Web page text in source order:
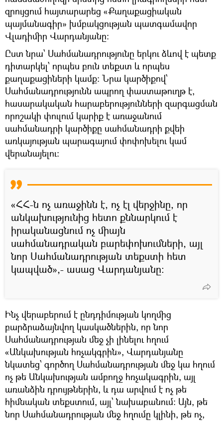
զրույցում հայտարարեց «Քաղաքացիական
պայմանագիր» խմբակցության պատգամավոր
Վլադիմիր Վարդանյանը։
Ըստ նրա՝ Սահմանադրությունը երկու ձևով է պետք
դիտարկել՝ որպես բուն տեքստ և որպես
քաղաքացիների կամք։ Նրա կարծիքով՝
Սահմանադրությունն ապրող փաստաթուղթ է,
հասարակական հարաբերությունների զարգացման
որոշակի փուլում կարիք է առաջանում
սահմանադրի կարծիքը սահմանադրի քվեի
առկայության պարագայում փոփոխելու կամ
վերանայելու։
«ՀՀ-ն ոչ առաջինն է, ոչ էլ վերջինը, որ
անկախությունից հետո քննարկում է
իրականացնում ոչ միայն
սահմանադրական բարեփոխումների, այլ
նոր Սահմանադրության տեքստի հետ
կապված»,- ասաց Վարդանյանը։
Ինչ վերաբերում է ընդդիմության կողմից
բարձրաձայնվող կասկածներին, որ նոր
Սահմանադրության մեջ չի լինելու հղում
«Անկախության հռչակգրին», Վարդանյանը
նկատեց՝ գործող Սահմանադրության մեջ կա հղում
ոչ թե Անկախության ամբողջ հռչակագրին, այլ
առանձին դրույթներին, և դա արվում է ոչ թե
հիմնական տեքստում, այլ՝ նախաբանում։ Այն, թե
նոր Սահմանադրության մեջ հղումը կլինի, թե ոչ,